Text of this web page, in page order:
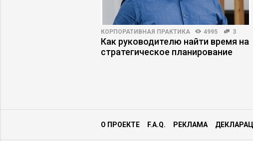
КОРПОРАТИВНАЯ ПРАКТИКА 4995 3
Как руководителю найти время на
стратегическое планирование
О ПРОЕКТЕ F.A.Q. РЕКЛАМА